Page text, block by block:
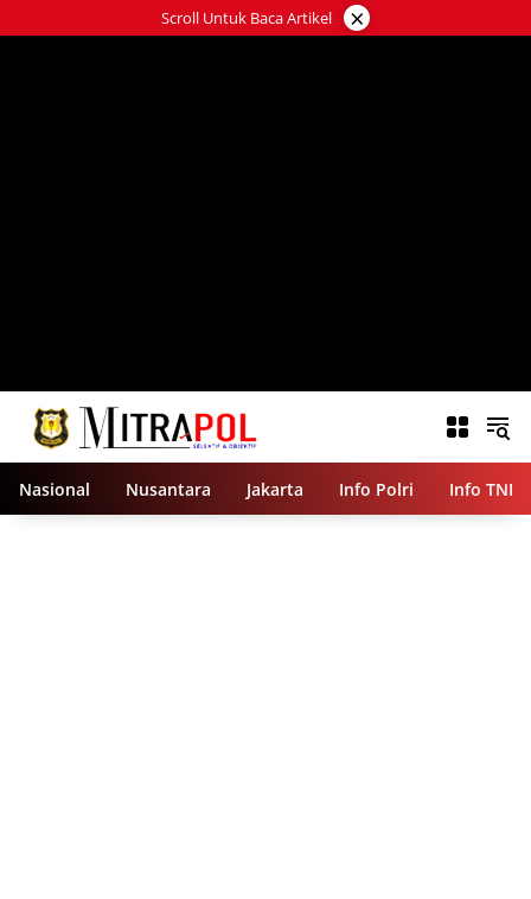
ke
Scroll Untuk Baca Artikel ×
Nasional Nusantara Jakarta Info Polri Info TNI